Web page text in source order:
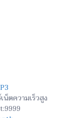
ตความเร็วสูง